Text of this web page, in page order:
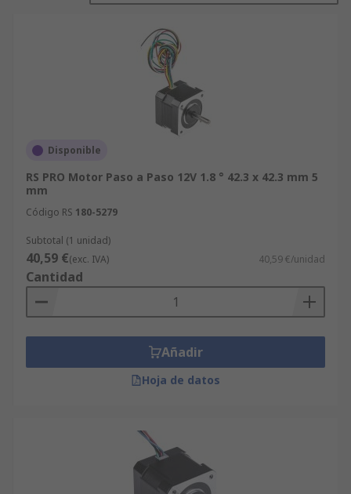
Disponible
RS PRO Motor Paso a Paso 12V 1.8 ° 42.3 x 42.3 mm 5
mm
Código RS 180-5279
Subtotal (1 unidad)
40,59 €(exc. IVA) 40,59 €/unidad
Cantidad
Añadir
Hoja de datos